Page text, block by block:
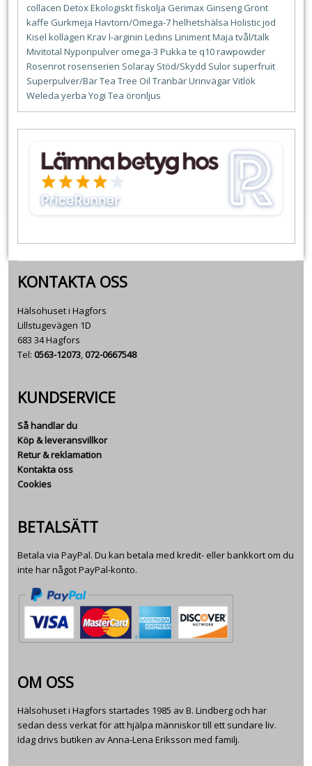
collacen DetoxEkologisktfiskolja Gerimax Ginseng Grönt
kaffe Gurkmeja Havtorn/Omega-7helhetshälsa Holisticjod
Kisel kollagen Kravl-arginin Ledins LinimentMaja tvål/talk
Mivitotal Nyponpulver omega-3 Pukka te q10rawpowder
Rosenrotrosenserien Solaray Stöd/Skydd Sulor superfruit
Superpulver/BärTea Tree Oil TranbärUrinvägarVitlök
Weleda yerba Yogi Tea öronljus
KONTAKTA OSS
Hälsohuset i Hagfors
Lillstugevägen 1D
683 34 Hagfors
Tel: 0563-12073,072-0667548
KUNDSERVICE
Så handlar du
Köp & leveransvillkor
Retur & reklamation
Kontakta oss
Cookies
BETALSÄTT
Betala via PayPal. Du kan betala med kredit- eller bankkort om du
inte har något PayPal-konto.
OM OSS
Hälsohuset i Hagfors startades 1985 av B. Lindberg och har
sedan dess verkat för att hjälpa människor till ett sundare liv.
Idag drivs butiken av Anna-Lena Eriksson med familj.